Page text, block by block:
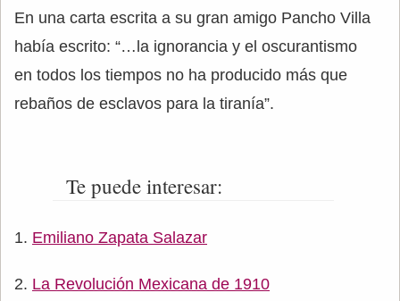
En una carta escrita a su gran amigo Pancho Villa
había escrito: “…la ignorancia y el oscurantismo
en todos los tiempos no ha producido más que
rebaños de esclavos para la tiranía”.
Te puede interesar:
Emiliano Zapata Salazar
La Revolución Mexicana de 1910